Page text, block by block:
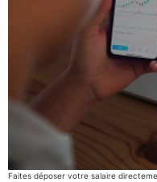
Faites déposer votre salaire